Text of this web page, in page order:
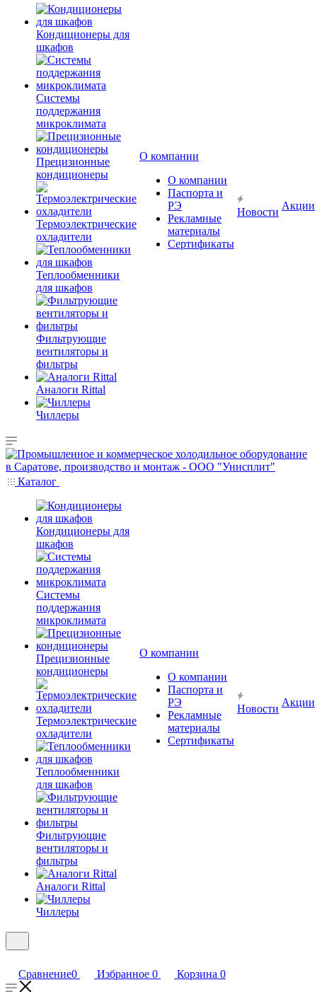
Кондиционеры для
шкафов
Системы
поддержания
микроклимата
Прецизионные
кондиционеры
Термоэлектрические
охладители
Теплообменники
для шкафов
Фильтрующие
вентиляторы и
фильтры
Аналоги Rittal
Чиллеры
О компании
О компании
Паспорта и
РЭ
Рекламные
материалы
Сертификаты
Новости
Акции
Каталог
Кондиционеры для
шкафов
Системы
поддержания
микроклимата
Прецизионные
кондиционеры
Термоэлектрические
охладители
Теплообменники
для шкафов
Фильтрующие
вентиляторы и
фильтры
Аналоги Rittal
Чиллеры
О компании
О компании
Паспорта и
РЭ
Рекламные
материалы
Сертификаты
Новости
Акции
Сравнение0 Избранное 0 Корзина 0